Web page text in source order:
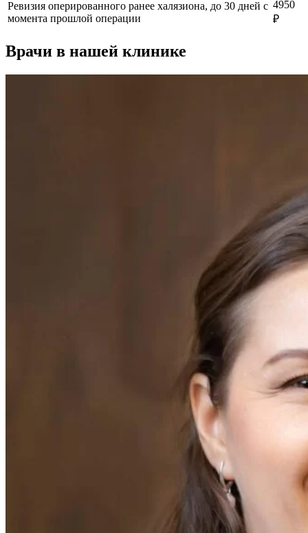
Ревизия оперированного ранее халязиона, до 30 дней с
момента прошлой операции
4950
₽
Врачи в нашей клинике